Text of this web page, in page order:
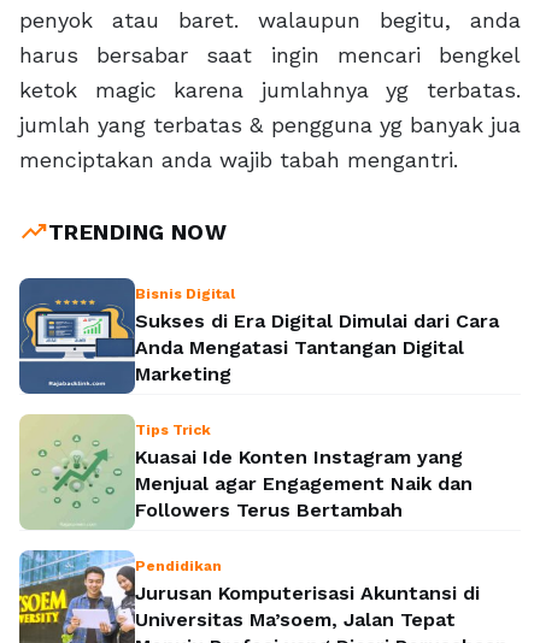
penyok atau baret. walaupun begitu, anda
harus bersabar saat ingin mencari bengkel
ketok magic karena jumlahnya yg terbatas.
jumlah yang terbatas & pengguna yg banyak jua
menciptakan anda wajib tabah mengantri.
trending_upTRENDING NOW
Bisnis Digital
Sukses di Era Digital Dimulai dari Cara
Anda Mengatasi Tantangan Digital
Marketing
Tips Trick
Kuasai Ide Konten Instagram yang
Menjual agar Engagement Naik dan
Followers Terus Bertambah
Pendidikan
Jurusan Komputerisasi Akuntansi di
Universitas Ma’soem, Jalan Tepat